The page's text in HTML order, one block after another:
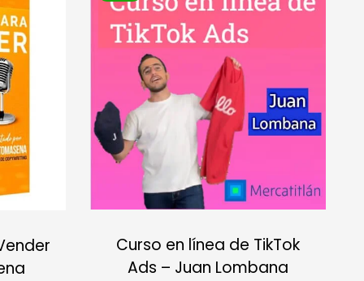
Curso en línea de TikTok
Ads – Juan Lombana